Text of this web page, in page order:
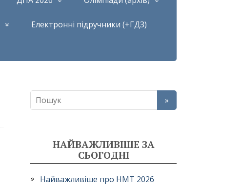
Електронні підручники (+ГДЗ)
НАЙВАЖЛИВІШЕ ЗА
СЬОГОДНІ
Найважливіше про НМТ 2026